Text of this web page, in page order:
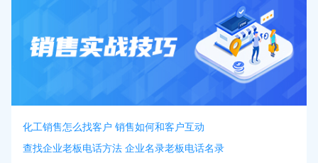
化工销售怎么找客户 销售如何和客户互动
查找企业老板电话方法 企业名录老板电话名录